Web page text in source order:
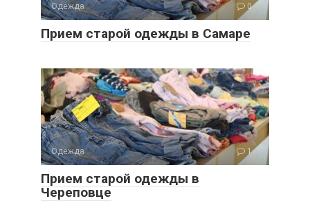
Одежда 0
Прием старой одежды в Самаре
Одежда 1
Прием старой одежды в
Череповце